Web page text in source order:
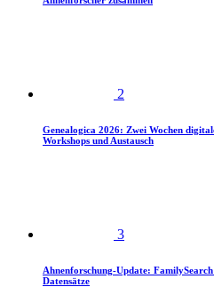
2
Genealogica 2026: Zwei Wochen
Workshops und Austausch
3
Ahnenforschung-Update:
Datensätze